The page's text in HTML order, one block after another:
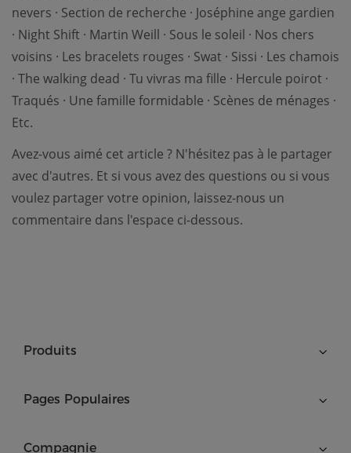
nevers · Section de recherche · Joséphine ange gardien
· Night Shift · Martin Weill · Sous le soleil · Nos chers
voisins · Les bracelets rouges · Swat · Sissi · Les chamois
· The walking dead · Tu vivras ma fille · Hercule poirot ·
Traqués · Une famille formidable · Scènes de ménages ·
Etc.
Avez-vous aimé cet article ? N'hésitez pas à le partager
avec d'autres. Et si vous avez des questions ou si vous
voulez partager votre opinion, laissez-nous un
commentaire dans l'espace ci-dessous.
Produits
Pages Populaires
Compagnie